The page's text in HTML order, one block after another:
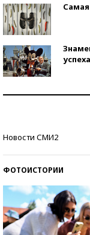
Самая
Новости СМИ2
ФОТОИСТОРИИ